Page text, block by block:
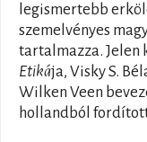
legismertebb
szemelvényes
tartalmazza. Jelen
Etikája, Visky S.
Wilken Veen
hollandból